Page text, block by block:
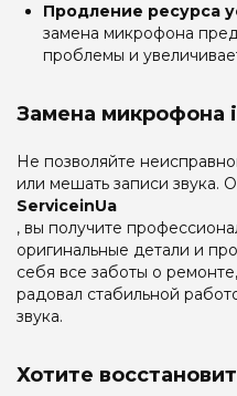
Продление ресурса
замена микрофона
проблемы и
Замена микрофона
Не позволяйте
или мешать записи звука.
ServiceinUa
, вы получите
оригинальные детали и
себя все заботы о
радовал стабильной
звука.
Хотите